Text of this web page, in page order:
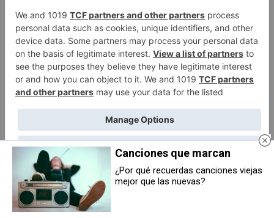
Gretty: el alma que ha reinventado
el Gretty´s Bar en Noáin
Canciones que marcan
¿Por qué recuerdas canciones viejas
mejor que las nuevas?